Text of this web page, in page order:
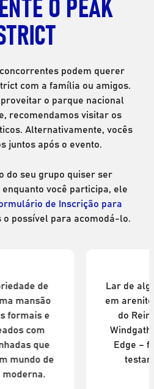
podem querer
com a família ou amigos.
o parque nacional
recomendamos visitar os
Alternativamente, vocês
juntos após o evento.
do seu grupo quiser ser
você participa, ele
de Inscrição para
possível para acomodá-lo.
escaladas
e Stanage
que
de
Faça um
até
rural
com